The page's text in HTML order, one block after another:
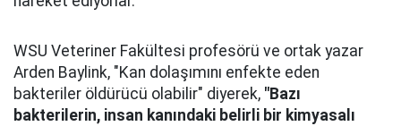
WSU Veteriner Fakültesi profesörü ve ortak yazar
Arden Baylink, "Kan dolaşımını enfekte eden
bakteriler öldürücü olabilir" diyerek, "Bazı
bakterilerin, insan kanındaki belirli bir kimyasalı